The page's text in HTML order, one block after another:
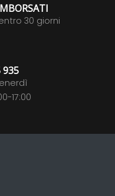
30 giorni
935
17:00